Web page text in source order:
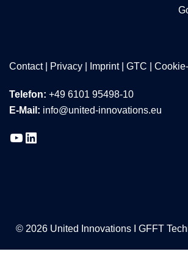
Contact| Privacy Imprint| GTC
Telefon: +49 6101 95498-10
E-Mail: info@united-innovations.eu
© 2026 United Innovations I GFFT